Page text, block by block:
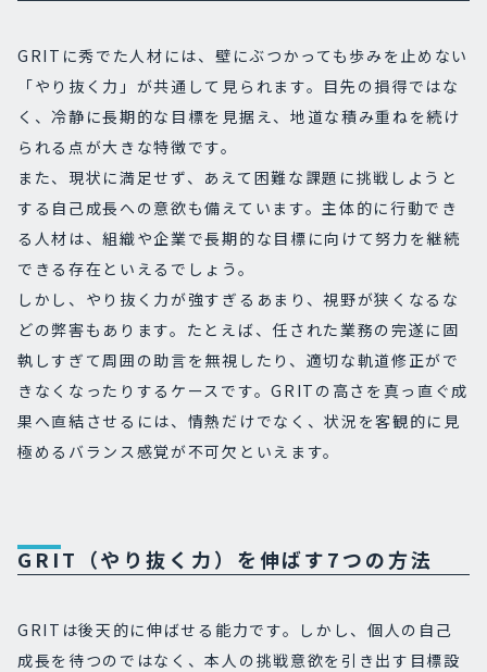
GRITに秀でた人材には、壁にぶつかっても歩みを止めない
「やり抜く力」が共通して見られます。目先の損得ではな
く、冷静に長期的な目標を見据え、地道な積み重ねを続け
られる点が大きな特徴です。
また、現状に満足せず、あえて困難な課題に挑戦しようと
する自己成長への意欲も備えています。主体的に行動でき
る人材は、組織や企業で長期的な目標に向けて努力を継続
できる存在といえるでしょう。
しかし、やり抜く力が強すぎるあまり、視野が狭くなるな
どの弊害もあります。たとえば、任された業務の完遂に固
執しすぎて周囲の助言を無視したり、適切な軌道修正がで
きなくなったりするケースです。GRITの高さを真っ直ぐ成
果へ直結させるには、情熱だけでなく、状況を客観的に見
極めるバランス感覚が不可欠といえます。
GRIT（やり抜く力）を伸ばす7つの方法
GRITは後天的に伸ばせる能力です。しかし、個人の自己
成長を待つのではなく、本人の挑戦意欲を引き出す目標設